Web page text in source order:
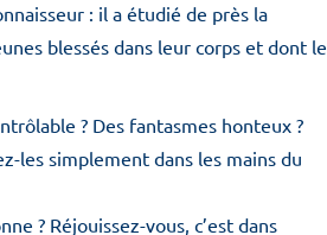
: il a étudié de près la
blessés dans leur corps et dont le
? Des fantasmes honteux ?
les simplement dans les mains du
? Réjouissez-vous, c’est dans